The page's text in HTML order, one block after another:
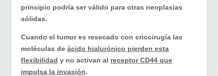
principio podría ser válido para otras neoplasias
sólidas.
Cuando el tumor es resecado con criocirugía las
moléculas de ácido hialurónico pierden esta
flexibilidad y no activan al receptor CD44 que
impulsa la invasión.